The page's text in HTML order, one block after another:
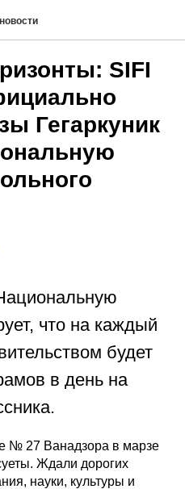
SIFI
Гегаркуник
что на каждый
будет
в день на
№ 27 Ванадзора в марзе
Ждали дорогих
науки, культуры и